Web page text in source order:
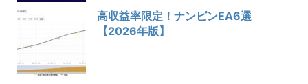
高収益率限定！ナンピンEA6選
【2026年版】